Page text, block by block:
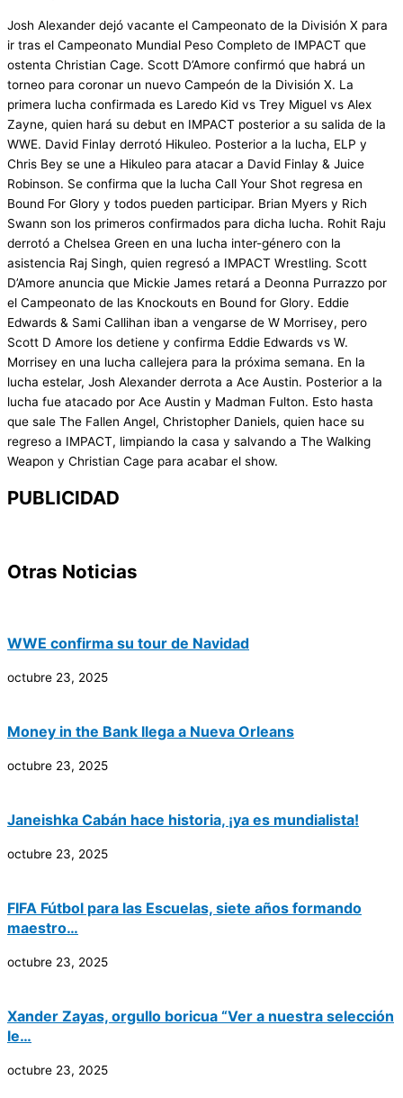
Josh Alexander dejó vacante el Campeonato de la División X para
ir tras el Campeonato Mundial Peso Completo de IMPACT que
ostenta Christian Cage. Scott D’Amore confirmó que habrá un
torneo para coronar un nuevo Campeón de la División X. La
primera lucha confirmada es Laredo Kid vs Trey Miguel vs Alex
Zayne, quien hará su debut en IMPACT posterior a su salida de la
WWE. David Finlay derrotó Hikuleo. Posterior a la lucha, ELP y
Chris Bey se une a Hikuleo para atacar a David Finlay & Juice
Robinson. Se confirma que la lucha Call Your Shot regresa en
Bound For Glory y todos pueden participar. Brian Myers y Rich
Swann son los primeros confirmados para dicha lucha. Rohit Raju
derrotó a Chelsea Green en una lucha inter-género con la
asistencia Raj Singh, quien regresó a IMPACT Wrestling. Scott
D’Amore anuncia que Mickie James retará a Deonna Purrazzo por
el Campeonato de las Knockouts en Bound for Glory. Eddie
Edwards & Sami Callihan iban a vengarse de W Morrisey, pero
Scott D Amore los detiene y confirma Eddie Edwards vs W.
Morrisey en una lucha callejera para la próxima semana. En la
lucha estelar, Josh Alexander derrota a Ace Austin. Posterior a la
lucha fue atacado por Ace Austin y Madman Fulton. Esto hasta
que sale The Fallen Angel, Christopher Daniels, quien hace su
regreso a IMPACT, limpiando la casa y salvando a The Walking
Weapon y Christian Cage para acabar el show.
PUBLICIDAD
Otras Noticias
WWE confirma su tour de Navidad
octubre 23, 2025
Money in the Bank llega a Nueva Orleans
octubre 23, 2025
Janeishka Cabán hace historia, ¡ya es mundialista!
octubre 23, 2025
FIFA Fútbol para las Escuelas, siete años formando
maestro…
octubre 23, 2025
Xander Zayas, orgullo boricua “Ver a nuestra selección
le…
octubre 23, 2025